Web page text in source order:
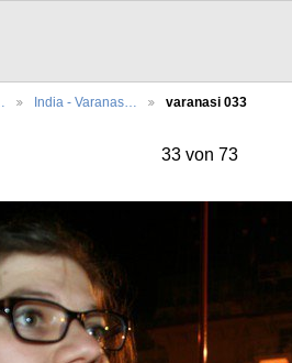
India - Varanas… varanasi 033
33 von 73